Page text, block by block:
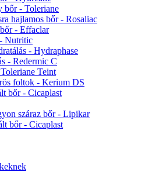
bőr - Toleriane
hajlamos bőr - Rosaliac
- Effaclar
Nutritic
- Hydraphase
- Redermic C
Teint
foltok - Kerium DS
bőr - Cicaplast
száraz bőr - Lipikar
bőr - Cicaplast